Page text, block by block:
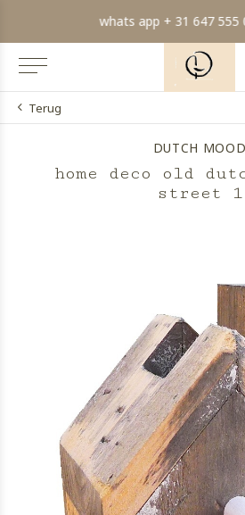
min order € 100.-
Terug
DUTCH MOOD
home deco old
street 1